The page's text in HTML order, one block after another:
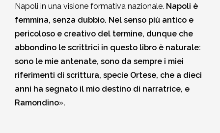
Napoli in una visione formativa nazionale. Napoli è
femmina, senza dubbio. Nel senso più antico e
pericoloso e creativo del termine, dunque che
abbondino le scrittrici in questo libro è naturale:
sono le mie antenate, sono da sempre i miei
riferimenti di scrittura, specie Ortese, che a dieci
anni ha segnato il mio destino di narratrice, e
Ramondino».